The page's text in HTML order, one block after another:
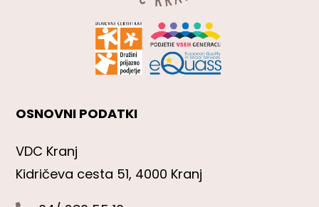
OSNOVNI PODATKI
VDC Kranj
Kidričeva cesta 51, 4000 Kranj